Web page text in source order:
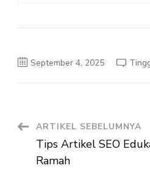
September 4, 2025
Navigasi
Artikel
ARTIKEL SEBELUMNYA
Tips Artikel SEO
Ramah